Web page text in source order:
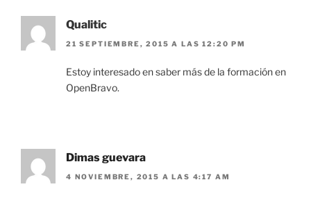
Qualitic
21 SEPTIEMBRE, 2015 A LAS 12:20 PM
Estoy interesado en saber más de la formación en
OpenBravo.
Dimas guevara
4 NOVIEMBRE, 2015 A LAS 4:17 AM